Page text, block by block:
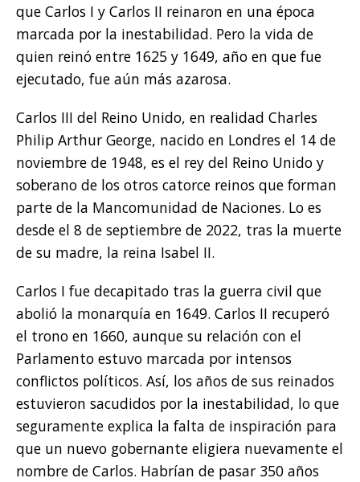
que Carlos I y Carlos II reinaron en una época
marcada por la inestabilidad. Pero la vida de
quien reinó entre 1625 y 1649, año en que fue
ejecutado, fue aún más azarosa.
Carlos III del Reino Unido, en realidad Charles
Philip Arthur George, nacido en Londres el 14 de
noviembre de 1948, es el rey del Reino Unido y
soberano de los otros catorce reinos que forman
parte de la Mancomunidad de Naciones. Lo es
desde el 8 de septiembre de 2022, tras la muerte
de su madre, la reina Isabel II.
Carlos I fue decapitado tras la guerra civil que
abolió la monarquía en 1649. Carlos II recuperó
el trono en 1660, aunque su relación con el
Parlamento estuvo marcada por intensos
conflictos políticos. Así, los años de sus reinados
estuvieron sacudidos por la inestabilidad, lo que
seguramente explica la falta de inspiración para
que un nuevo gobernante eligiera nuevamente el
nombre de Carlos. Habrían de pasar 350 años